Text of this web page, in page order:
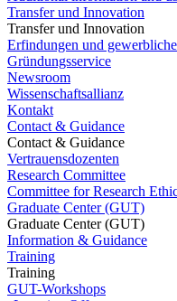
Transfer und Innovation
Transfer und Innovation
Erfindungen und
Gründungsservice
Newsroom
Wissenschaftsallianz
Kontakt
Contact & Guidance
Contact & Guidance
Vertrauensdozenten
Research Committee
Committee for Research
Graduate Center (GUT)
Graduate Center (GUT)
Information & Guidance
Training
Training
GUT-Workshops